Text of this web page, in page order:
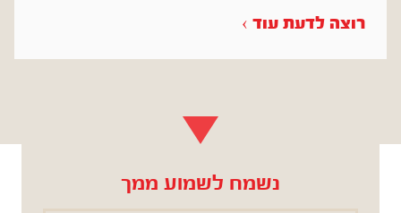
רוצה לדעת עוד ›
נשמח לשמוע ממך